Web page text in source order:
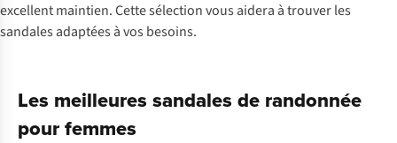
excellent maintien. Cette sélection vous aidera à trouver les
sandales adaptées à vos besoins.
Les meilleures sandales de randonnée
pour femmes